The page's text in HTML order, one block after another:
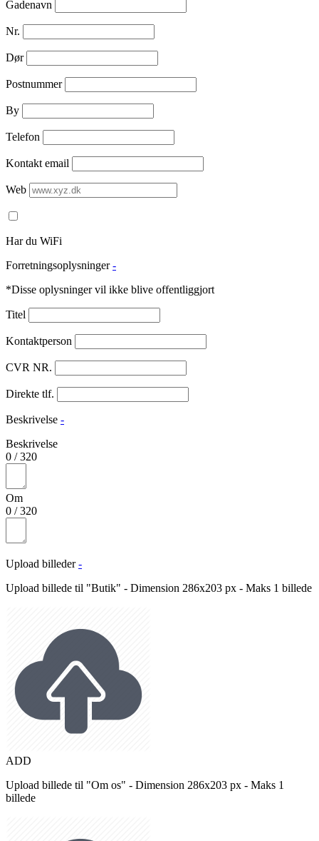
Gadenavn
Nr.
Dør
Postnummer
By
Telefon
Kontakt email
Web
Har du WiFi
Forretningsoplysninger -
*Disse oplysninger vil ikke blive offentliggjort
Titel
Kontaktperson
CVR NR.
Direkte tlf.
Beskrivelse -
Beskrivelse
0 /320
Om
0 /320
Upload billeder -
Upload billede til "Butik" - Dimension 286x203 px - Maks 1 billede
ADD
Upload billede til "Om os" - Dimension 286x203 px - Maks 1
billede